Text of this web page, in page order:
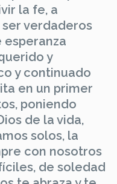
la fe, a
verdaderos
esperanza
y
y continuado
en un primer
poniendo
de la vida,
solos, la
con nosotros
de soledad